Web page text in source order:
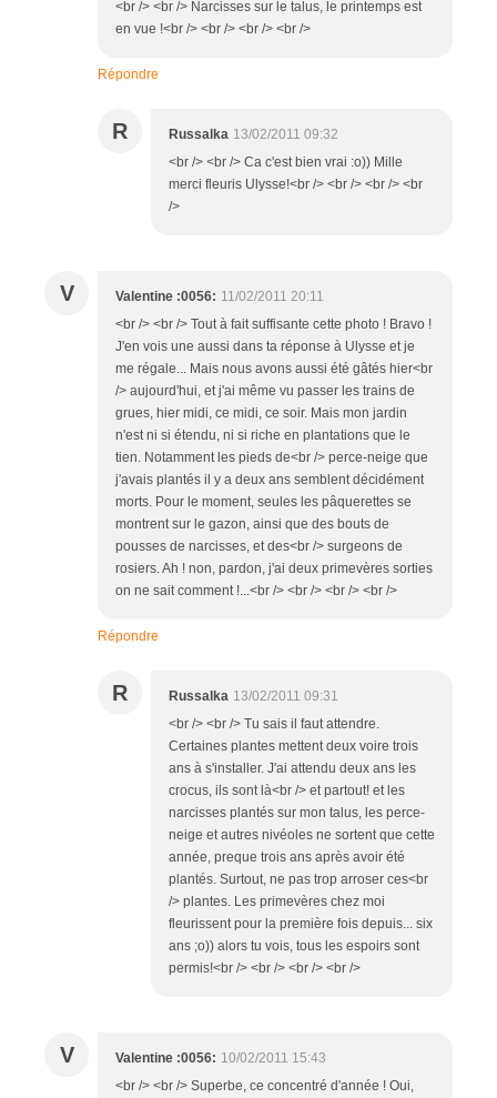
<br /> <br /> Narcisses sur le talus, le printemps est
en vue !<br /> <br /> <br /> <br />
Répondre
R Russalka 13/02/2011 09:32
<br /> <br /> Ca c'est bien vrai :o)) Mille
merci fleuris Ulysse!<br /> <br /> <br /> <br
/>
V Valentine :0056: 11/02/2011 20:11
<br /> <br /> Tout à fait suffisante cette photo ! Bravo !
J'en vois une aussi dans ta réponse à Ulysse et je
me régale... Mais nous avons aussi été gâtés hier<br
/> aujourd'hui, et j'ai même vu passer les trains de
grues, hier midi, ce midi, ce soir. Mais mon jardin
n'est ni si étendu, ni si riche en plantations que le
tien. Notamment les pieds de<br /> perce-neige que
j'avais plantés il y a deux ans semblent décidément
morts. Pour le moment, seules les pâquerettes se
montrent sur le gazon, ainsi que des bouts de
pousses de narcisses, et des<br /> surgeons de
rosiers. Ah ! non, pardon, j'ai deux primevères sorties
on ne sait comment !...<br /> <br /> <br /> <br />
Répondre
R Russalka 13/02/2011 09:31
<br /> <br /> Tu sais il faut attendre.
Certaines plantes mettent deux voire trois
ans à s'installer. J'ai attendu deux ans les
crocus, ils sont là<br /> et partout! et les
narcisses plantés sur mon talus, les perce-
neige et autres nivéoles ne sortent que cette
année, preque trois ans après avoir été
plantés. Surtout, ne pas trop arroser ces<br
/> plantes. Les primevères chez moi
fleurissent pour la première fois depuis... six
ans ;o)) alors tu vois, tous les espoirs sont
permis!<br /> <br /> <br /> <br />
V Valentine :0056: 10/02/2011 15:43
<br /> <br /> Superbe, ce concentré d'année ! Oui,